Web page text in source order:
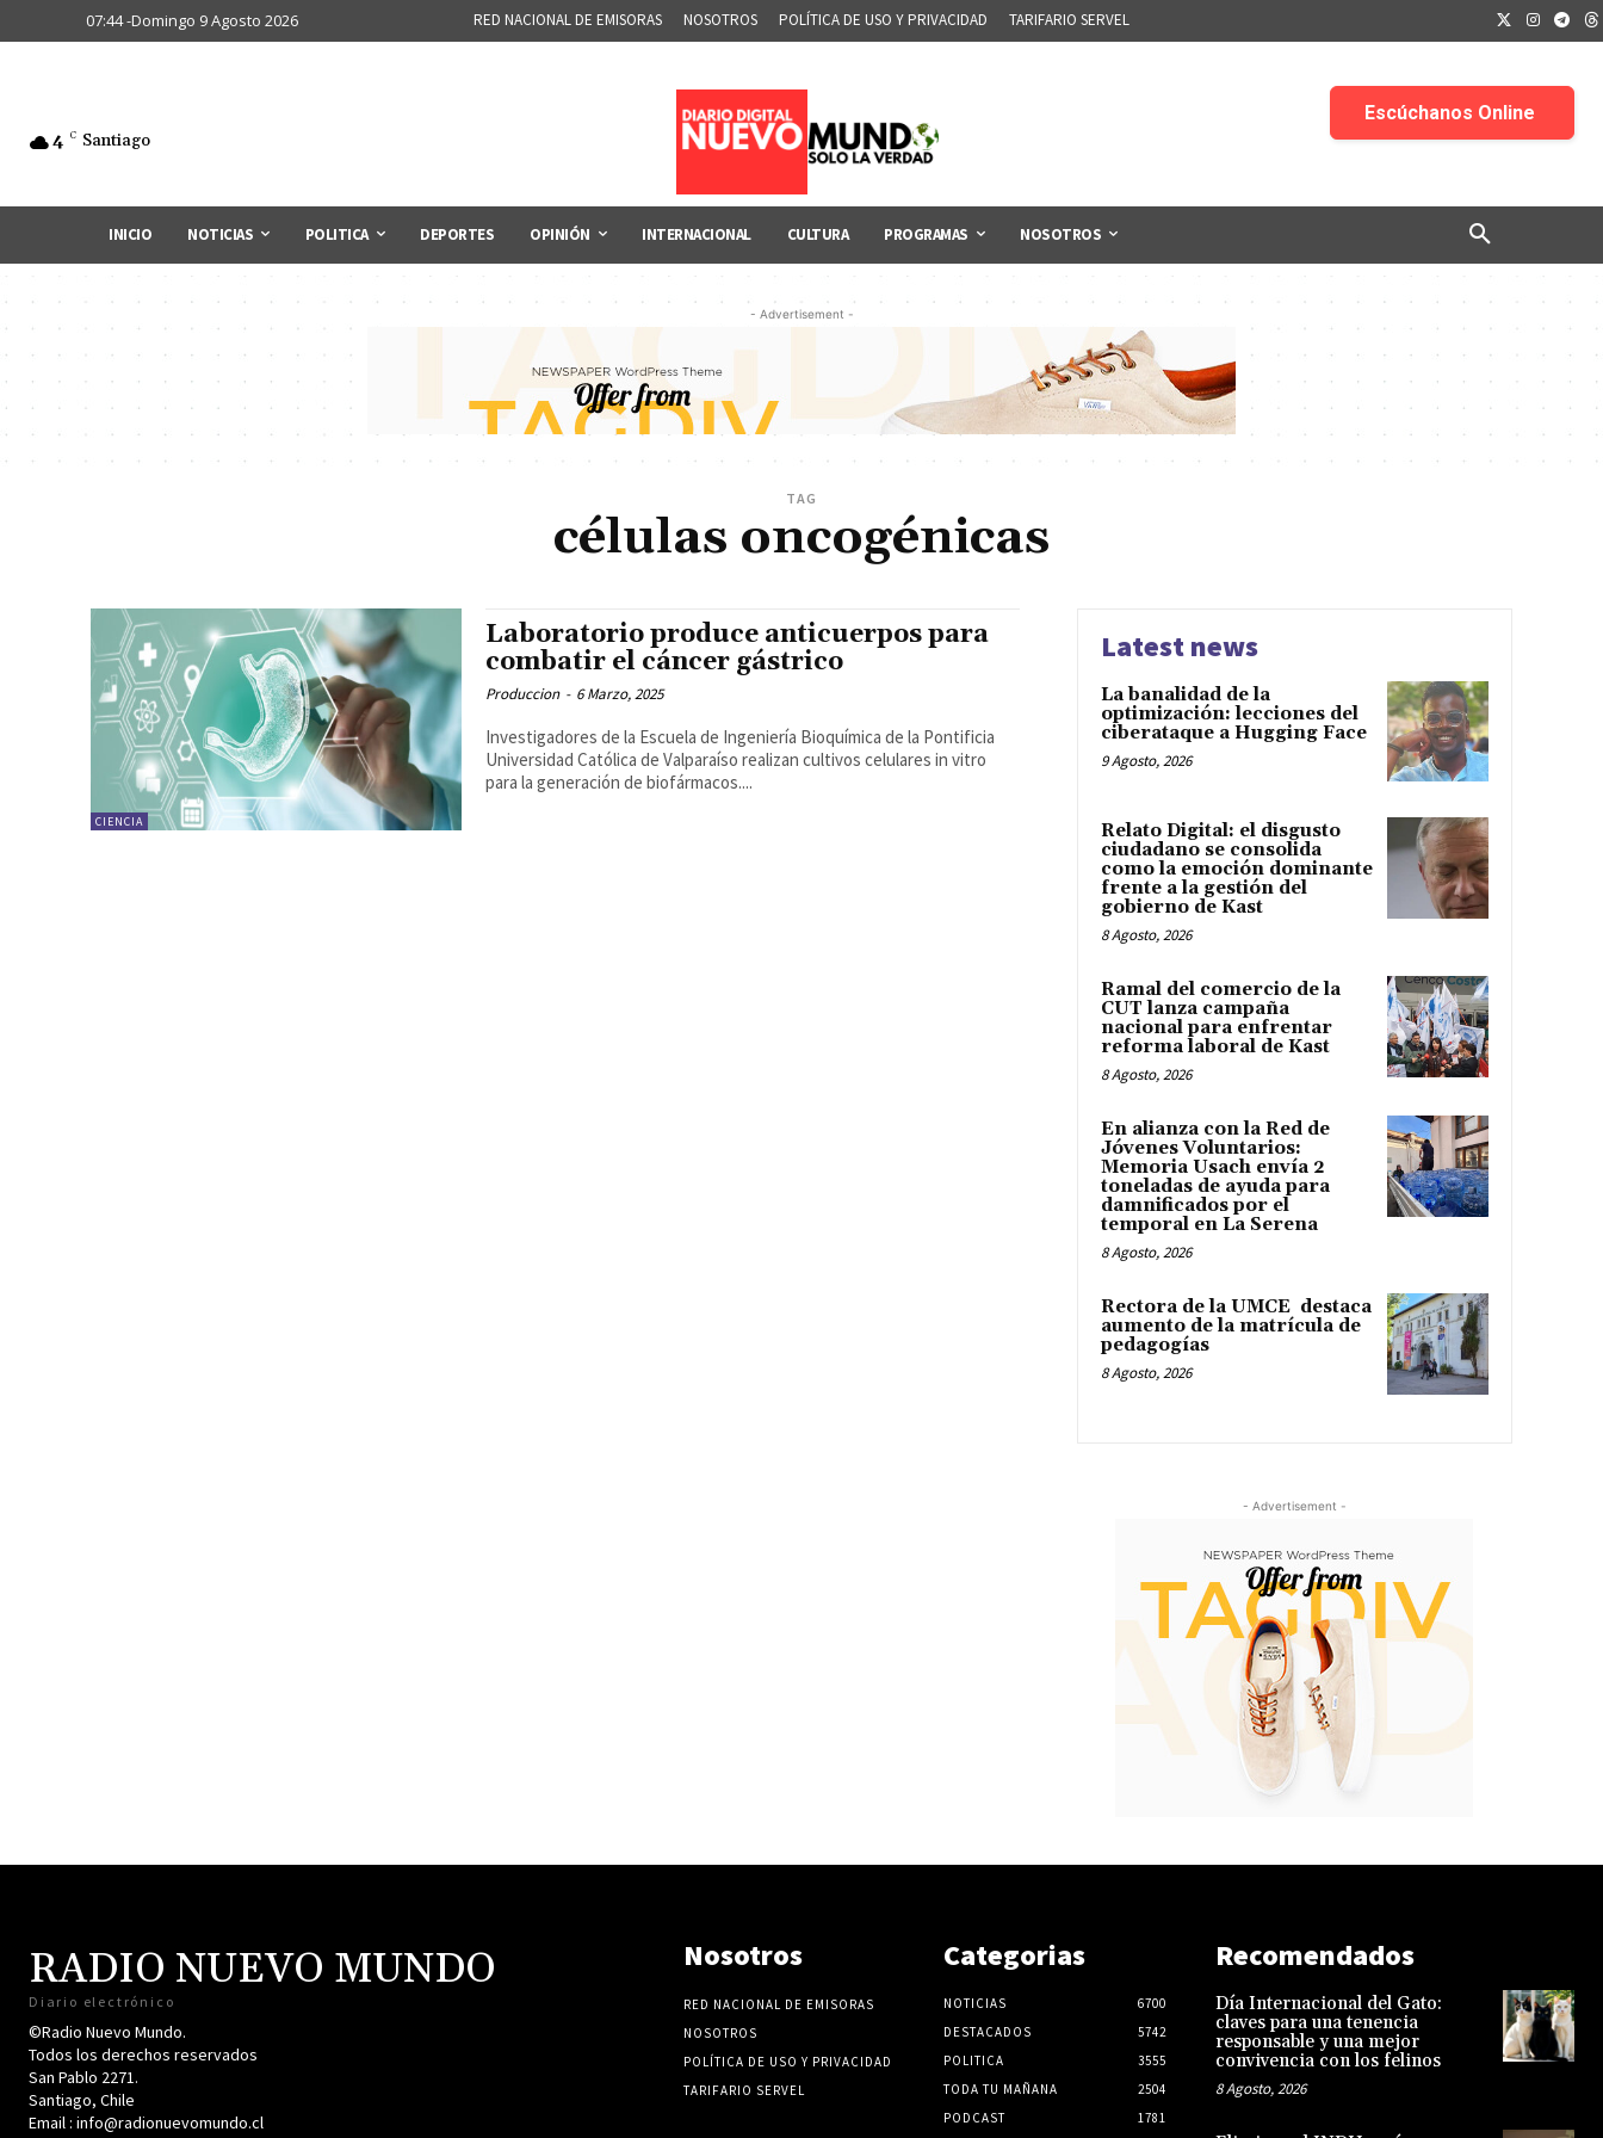
07:44 -Domingo 9 Agosto 2026 RED NACIONAL DE EMISORAS NOSOTROS POLÍTICA DE USO Y PRIVACIDAD TARIFARIO SERVEL
4 C Santiago
INICIO NOTICIAS POLITICA DEPORTES OPINIÓN INTERNACIONAL CULTURA PROGRAMAS NOSOTROS
- Advertisement -
TAG
células oncogénicas
CIENCIA
Laboratorio produce anticuerpos para
combatir el cáncer gástrico
Produccion - 6 Marzo, 2025
Investigadores de la Escuela de Ingeniería Bioquímica de la Pontificia
Universidad Católica de Valparaíso realizan cultivos celulares in vitro
para la generación de biofármacos....
Latest news
La banalidad de la
optimización: lecciones del
ciberataque a Hugging Face
9 Agosto, 2026
Relato Digital: el disgusto
ciudadano se consolida
como la emoción dominante
frente a la gestión del
gobierno de Kast
8 Agosto, 2026
Ramal del comercio de la
CUT lanza campaña
nacional para enfrentar
reforma laboral de Kast
8 Agosto, 2026
En alianza con la Red de
Jóvenes Voluntarios:
Memoria Usach envía 2
toneladas de ayuda para
damnificados por el
temporal en La Serena
8 Agosto, 2026
Rectora de la UMCE destaca
aumento de la matrícula de
pedagogías
8 Agosto, 2026
- Advertisement -
RADIO NUEVO MUNDO
Diario electrónico
©Radio Nuevo Mundo.
Todos los derechos reservados
San Pablo 2271.
Santiago, Chile
Email : info@radionuevomundo.cl
Nosotros
RED NACIONAL DE EMISORAS
NOSOTROS
POLÍTICA DE USO Y PRIVACIDAD
TARIFARIO SERVEL
Categorias
NOTICIAS
6700
DESTACADOS
5742
POLITICA
3555
TODA TU MAÑANA
2504
PODCAST
1781
Recomendados
Día Internacional del Gato:
claves para una tenencia
responsable y una mejor
convivencia con los felinos
8 Agosto, 2026